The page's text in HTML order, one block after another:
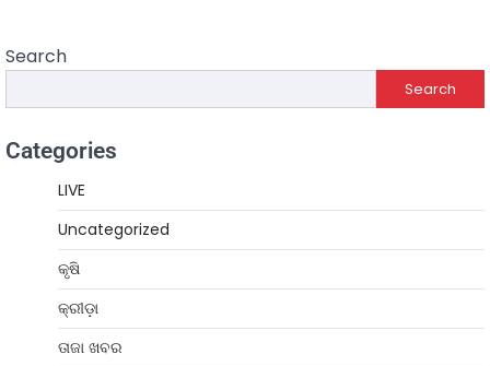
Search
Search
Categories
LIVE
Uncategorized
କୃଷି
କ୍ରୀଡ଼ା
ତାଜା ଖବର